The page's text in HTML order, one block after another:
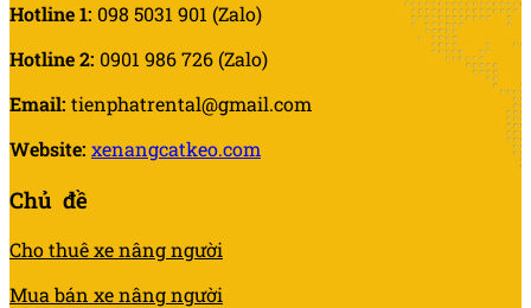
Hotline 1: 098 5031 901 (Zalo)
Hotline 2: 0901 986 726 (Zalo)
Email: tienphatrental@gmail.com
Website: xenangcatkeo.com
Chủ đề
Cho thuê xe nâng người
Mua bán xe nâng người